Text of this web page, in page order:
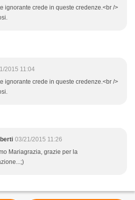
ignorante crede in queste credenze.<br />
2015 11:04
ignorante crede in queste credenze.<br />
03/21/2015 11:26
Mariagrazia, grazie per la